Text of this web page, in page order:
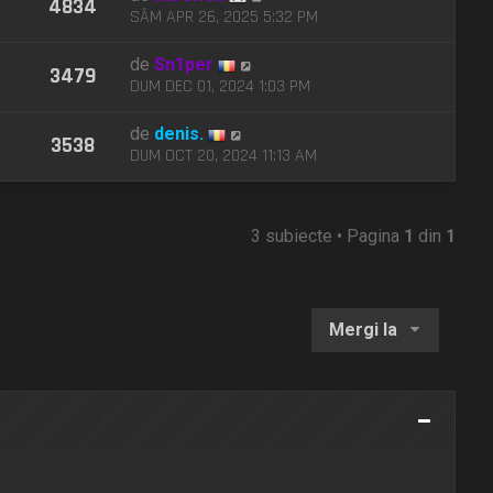
4834 SÂM APR 26, 2025 5:32 PM
3479 deSn1per
DUM DEC 01, 2024 1:03 PM
3538 de denis.
DUM OCT 20, 2024 11:13 AM
3 subiecte • Pagina 1 din 1
Mergi la